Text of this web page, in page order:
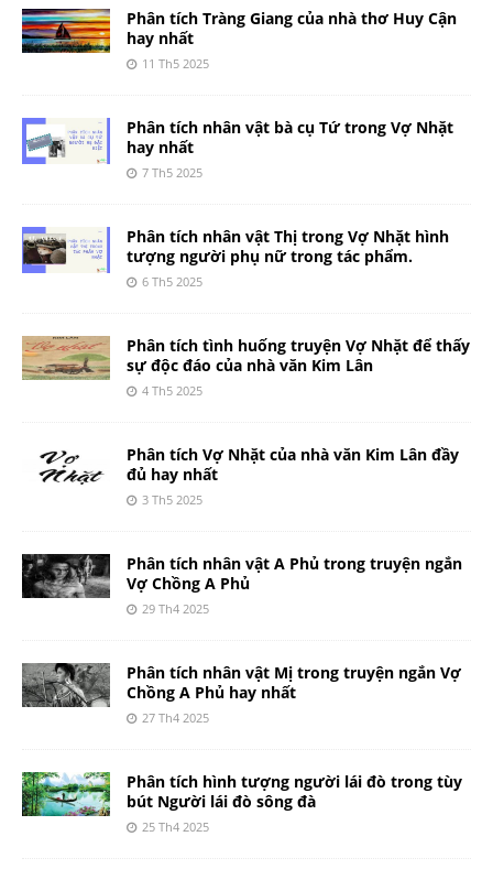
Phân tích Tràng Giang của nhà thơ Huy Cận
hay nhất
11 Th5 2025
Phân tích nhân vật bà cụ Tứ trong Vợ Nhặt
hay nhất
7 Th5 2025
Phân tích nhân vật Thị trong Vợ Nhặt hình
tượng người phụ nữ trong tác phẩm.
6 Th5 2025
Phân tích tình huống truyện Vợ Nhặt để thấy
sự độc đáo của nhà văn Kim Lân
4 Th5 2025
Phân tích Vợ Nhặt của nhà văn Kim Lân đầy
đủ hay nhất
3 Th5 2025
Phân tích nhân vật A Phủ trong truyện ngắn
Vợ Chồng A Phủ
29 Th4 2025
Phân tích nhân vật Mị trong truyện ngắn Vợ
Chồng A Phủ hay nhất
27 Th4 2025
Phân tích hình tượng người lái đò trong tùy
bút Người lái đò sông đà
25 Th4 2025